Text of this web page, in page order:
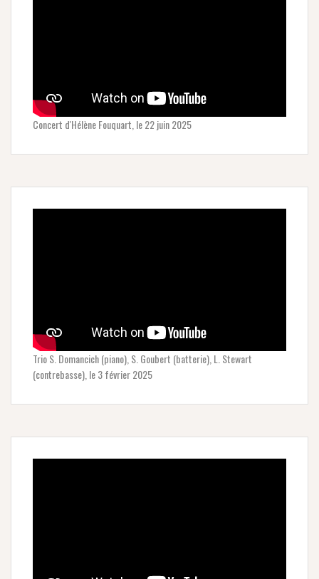
Concert d'Hélène Fouquart, le 22 juin 2025
Trio S. Domancich (piano), S. Goubert (batterie), L. Stewart
(contrebasse), le 3 février 2025